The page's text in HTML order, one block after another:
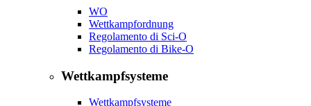
WO
Wettkampfordnung
Regolamento di Sci-O
Regolamento di Bike-O
Wettkampfsysteme
Wettkampfsysteme